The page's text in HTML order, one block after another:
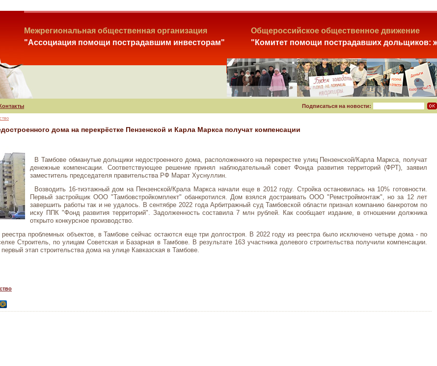
Межрегиональная общественная организация
"Ассоциация помощи пострадавшим инвесторам"
Общероссийское общественное движение
"Комитет помощи пострадавших дольщиков:
Подписаться на новости:
дома на перекрёстке Пензенской и Карла Маркса получат компенсации
В Тамбове обманутые дольщики недостроенного дома, расположенного на перекрестке улиц Пензенской/Карла Маркса, получат
денежные компенсации. Соответствующее решение принял наблюдательный совет Фонда развития территорий (ФРТ), заявил
заместитель председателя правительства РФ Марат Хуснуллин.
Возводить 16-тиэтажный дом на Пензенской/Крала Маркса начали еще в 2012 году. Стройка остановилась на 10% готовности.
Первый застройщик ООО "Тамбовстройкомплект" обанкротился. Дом взялся достраивать ООО "Ремстроймонтаж", но за 12 лет
завершить работы так и не удалось. В сентябре 2022 года Арбитражный суд Тамбовской области признал компанию банкротом по
иску ППК "Фонд развития территорий". Задолженность составила 7 млн рублей. Как сообщает издание, в отношении должника
открыто конкурсное производство.
проблемных объектов, в Тамбове сейчас остаются еще три долгостроя. В 2022 году из реестра было исключено четыре дома - по
Строитель, по улицам Советская и Базарная в Тамбове. В результате 163 участника долевого строительства получили компенсации.
этап строительства дома на улице Кавказская в Тамбове.